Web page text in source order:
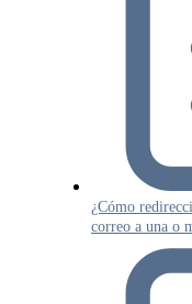
¿Cómo
correo a una o